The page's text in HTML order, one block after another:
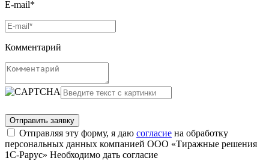
E-mail*
Комментарий
Отправляя эту форму, я даю согласие на обработку
персональных данных компанией ООО «Тиражные решения
1С-Рарус» Необходимо дать согласие